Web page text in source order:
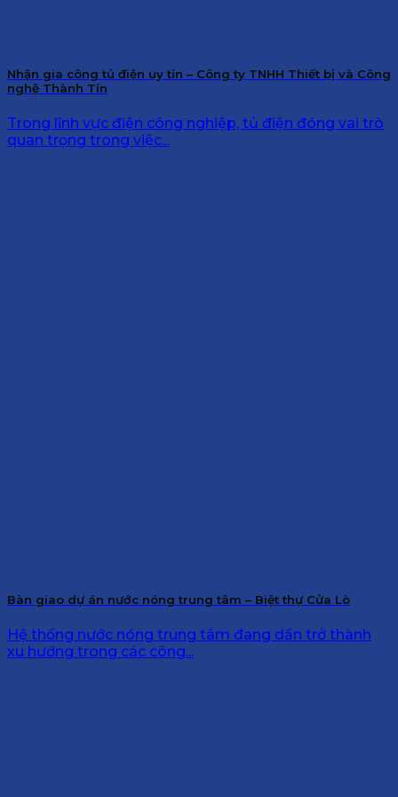
Nhận gia công tủ điện uy tín – Công ty TNHH Thiết bị và Công
nghệ Thành Tín
Trong lĩnh vực điện công nghiệp, tủ điện đóng vai trò
quan trọng trong việc...
Bàn giao dự án nước nóng trung tâm – Biệt thự Cửa Lò
Hệ thống nước nóng trung tâm đang dần trở thành
xu hướng trong các công...